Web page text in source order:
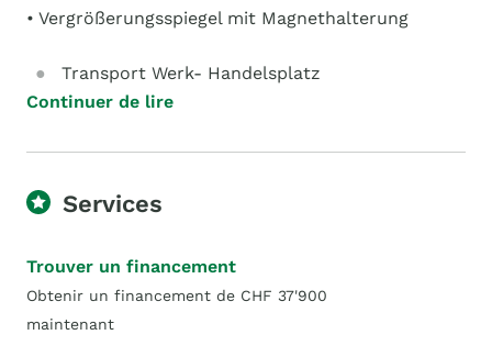
• Vergrößerungsspiegel mit Magnethalterung
Transport Werk- Handelsplatz
Continuer de lire
Services
Trouver un financement
Obtenir un financement de CHF 37'900
maintenant